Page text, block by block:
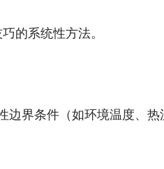
的系统性方法。
边界条件（如环境温度、